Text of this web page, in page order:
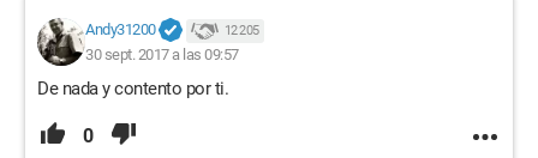
Andy31200 12 205
30 sept. 2017 a las 09:57
De nada y contento por ti.
0